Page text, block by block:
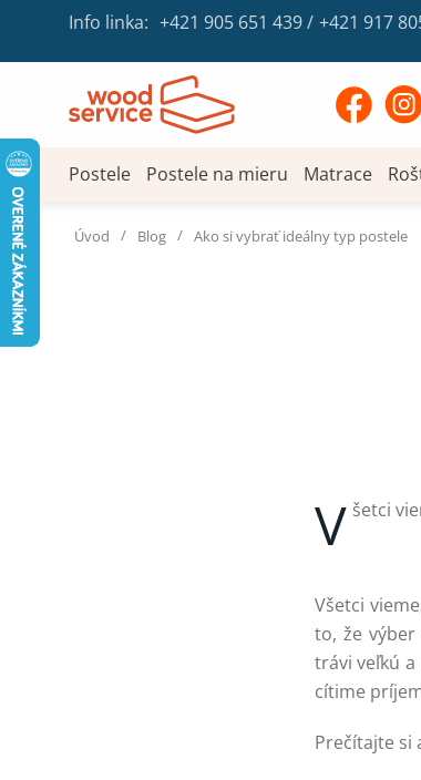
Info linka: +421 905 651 439/ +421 917
Postele Postele na mieru Matrace
Úvod / Blog / Ako si vybrať ideálny typ postele
V šetci
Všetci
to, že
trávi veľkú
cítime
Prečítajte si